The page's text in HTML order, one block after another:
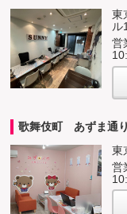
東
ル
営
歌舞伎町 あずま通
東
営